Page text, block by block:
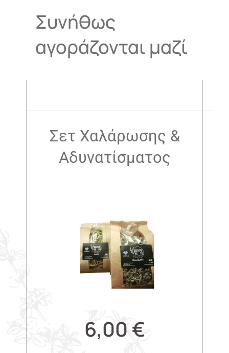
Συνήθως
αγοράζονται μαζί
Σετ Χαλάρωσης &
Αδυνατίσματος
6,00 €